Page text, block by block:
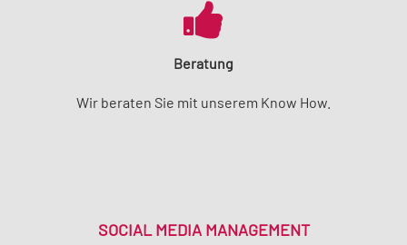
Beratung
Wir beraten Sie mit unserem Know How.
SOCIAL MEDIA MANAGEMENT